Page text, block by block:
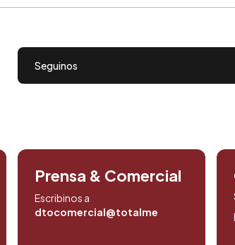
Seguinos
Prensa & Comercial
Escribinos a
dtocomercial@totalmedios.com